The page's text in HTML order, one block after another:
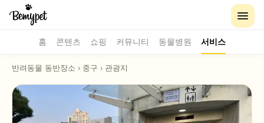
홈 콘텐츠 쇼핑 커뮤니티 동물병원 서비스
반려동물 동반장소 › 중구 › 관광지